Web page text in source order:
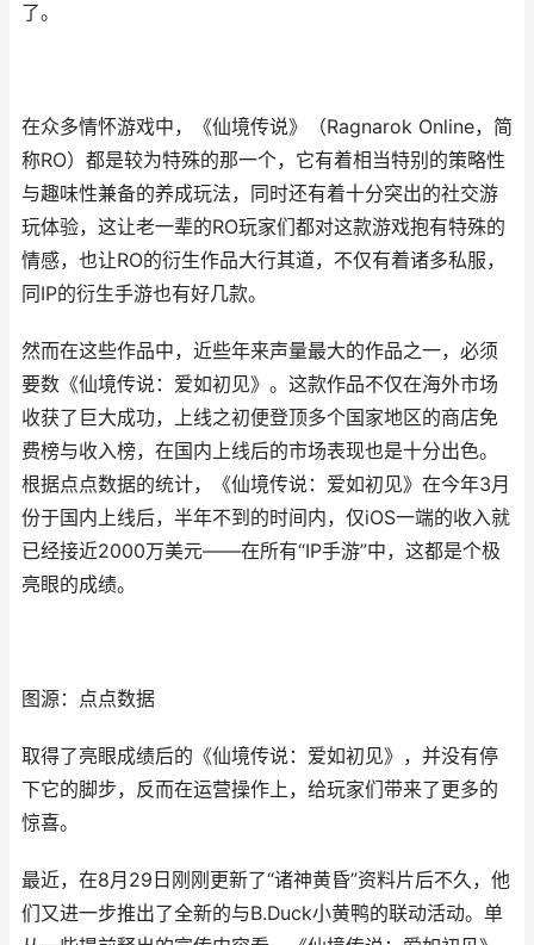
了。
在众多情怀游戏中，《仙境传说》（Ragnarok Online，简
称RO）都是较为特殊的那一个，它有着相当特别的策略性
与趣味性兼备的养成玩法，同时还有着十分突出的社交游
玩体验，这让老一辈的RO玩家们都对这款游戏抱有特殊的
情感，也让RO的衍生作品大行其道，不仅有着诸多私服，
同IP的衍生手游也有好几款。
然而在这些作品中，近些年来声量最大的作品之一，必须
要数《仙境传说：爱如初见》。这款作品不仅在海外市场
收获了巨大成功，上线之初便登顶多个国家地区的商店免
费榜与收入榜，在国内上线后的市场表现也是十分出色。
根据点点数据的统计，《仙境传说：爱如初见》在今年3月
份于国内上线后，半年不到的时间内，仅iOS一端的收入就
已经接近2000万美元——在所有“IP手游”中，这都是个极
亮眼的成绩。
图源：点点数据
取得了亮眼成绩后的《仙境传说：爱如初见》，并没有停
下它的脚步，反而在运营操作上，给玩家们带来了更多的
惊喜。
最近，在8月29日刚刚更新了“诸神黄昏”资料片后不久，他
们又进一步推出了全新的与B.Duck小黄鸭的联动活动。单